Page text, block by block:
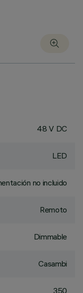
48 V DC
LED
no incluido
Remoto
Dimmable
Casambi
350